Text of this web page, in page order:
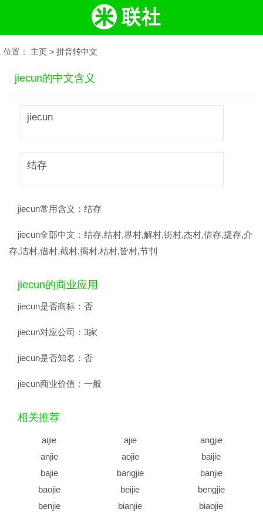
位置： 主页 > 拼音转中文
jiecun的中文含义
jiecun
结存
jiecun常用含义： 结存
jiecun全部中文： 结存,结村,界村,解村,街村,杰村,借存,捷存,介
存,洁村,借村,截村,揭村,桔村,皆村,节刌
jiecun的商业应用
jiecun是否商标： 否
jiecun对应公司： 3家
jiecun是否知名： 否
jiecun商业价值： 一般
相关推荐
aijie ajie
angjie
anjie
aojie
baijie
bajie
bangjie
banjie
baojie
beijie
bengjie
benjie
bianjie
biaojie